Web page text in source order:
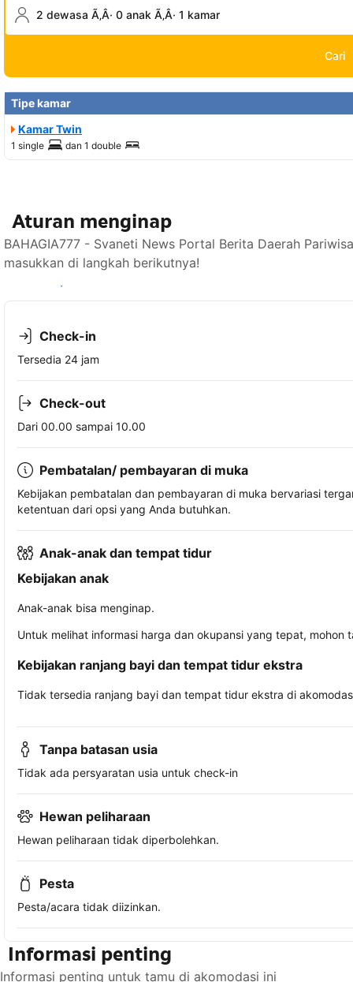
2 dewasa Ã‚Â· 0 anak Ã‚Â· 1 kamar
Cari
Tipe kamar
Kamar Twin
1 single dan 1 double
Aturan menginap
BAHAGIA777 - Svaneti News Portal Berita Daerah
masukkan di langkah berikutnya!
Lihat ketersediaan
Check-in
Tersedia 24 jam
Check-out
Dari 00.00 sampai 10.00
Pembatalan/ pembayaran di muka
Kebijakan pembatalan dan pembayaran di muka bervariasi
ketentuan dari opsi yang Anda butuhkan.
Anak-anak dan tempat tidur
Kebijakan anak
Anak-anak bisa menginap.
Untuk melihat informasi harga dan okupansi yang tepat,
Kebijakan ranjang bayi dan tempat tidur ekstra
Tidak tersedia ranjang bayi dan tempat tidur ekstra di
Tanpa batasan usia
Tidak ada persyaratan usia untuk check-in
Hewan peliharaan
Hewan peliharaan tidak diperbolehkan.
Pesta
Pesta/acara tidak diizinkan.
Informasi penting
Informasi penting untuk tamu di akomodasi ini